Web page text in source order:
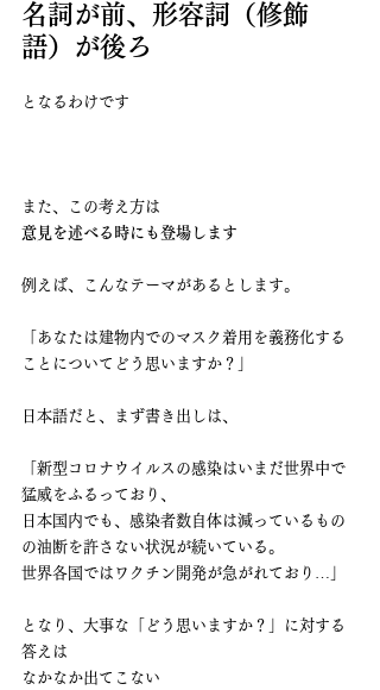
名詞が前、形容詞（修飾
語）が後ろ
となるわけです
また、この考え方は
意見を述べる時にも登場します
例えば、こんなテーマがあるとします。
「あなたは建物内でのマスク着用を義務化する
ことについてどう思いますか？」
日本語だと、まず書き出しは、
「新型コロナウイルスの感染はいまだ世界中で
猛威をふるっており、
日本国内でも、感染者数自体は減っているもの
の油断を許さない状況が続いている。
世界各国ではワクチン開発が急がれており…」
となり、大事な「どう思いますか？」に対する
答えは
なかなか出てこない